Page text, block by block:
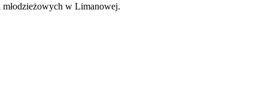
młodzieżowych w Limanowej.